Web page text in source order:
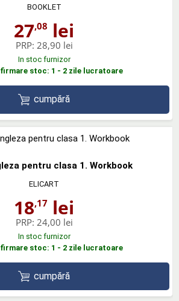
BOOKLET
27,08 lei
PRP: 28,90 lei
In stoc furnizor
stoc: 1 - 2 zile lucratoare
cumpără
pentru clasa 1. Workbook
ELICART
18,17 lei
PRP: 24,00 lei
In stoc furnizor
stoc: 1 - 2 zile lucratoare
cumpără